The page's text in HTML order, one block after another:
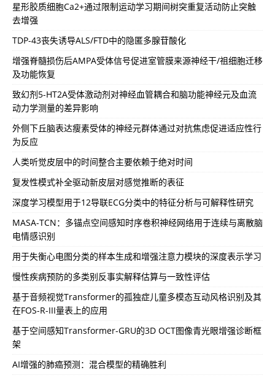
星形胶质细胞Ca2+通过限制运动学习期间树突重复活动防止突触
去增强
TDP-43丧失诱导ALS/FTD中的隐匿多腺苷酸化
增强脊髓损伤后AMPA受体信号促进室管膜来源神经干/祖细胞迁移
及功能恢复
致幻剂5-HT2A受体激动剂对神经血管耦合和脑功能神经元及血流
动力学测量的差异影响
外侧下丘脑表达瘦素受体的神经元群体通过对抗焦虑促进适应性行
为反应
人类听觉皮层中的时间整合主要依赖于绝对时间
复发性模式补全驱动新皮层对感觉推断的表征
深度学习模型用于12导联ECG分类中的特征分析与可解释性研究
MASA-TCN：多锚点空间感知时序卷积神经网络用于连续与离散脑
电情感识别
用于失衡心电图分类的样本生成和增强注意力模块的深度表示学习
慢性疾病预防的多类别反事实解释估算与一致性评估
基于音频视觉Transformer的孤独症儿童多模态互动风格识别及其
在FOS-R-III量表上的应用
基于空间感知Transformer-GRU的3D OCT图像青光眼增强诊断框
架
AI增强的肺癌预测：混合模型的精确胜利